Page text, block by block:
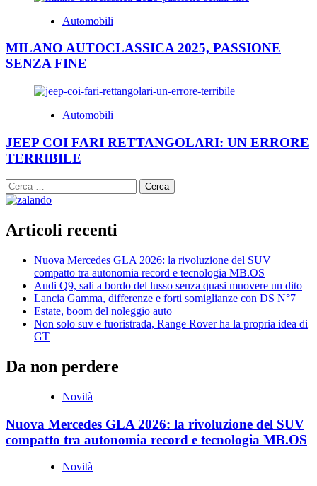
Automobili
MILANO AUTOCLASSICA 2025, PASSIONE
SENZA FINE
Automobili
JEEP COI FARI RETTANGOLARI: UN ERRORE
TERRIBILE
Ricerca
per:
Articoli recenti
Nuova Mercedes GLA 2026: la rivoluzione del SUV
compatto tra autonomia record e tecnologia MB.OS
Audi Q9, sali a bordo del lusso senza quasi muovere un dito
Lancia Gamma, differenze e forti somiglianze con DS N°7
Estate, boom del noleggio auto
Non solo suv e fuoristrada, Range Rover ha la propria idea di
GT
Da non perdere
Novità
Nuova Mercedes GLA 2026: la rivoluzione del SUV
compatto tra autonomia record e tecnologia MB.OS
Novità